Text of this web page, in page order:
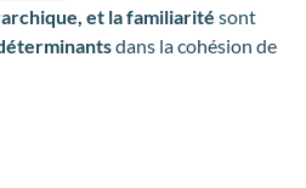
et la familiarité sont
dans la cohésion de